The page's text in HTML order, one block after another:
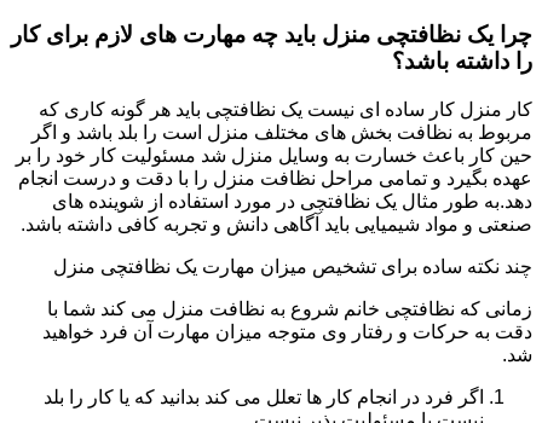
چرا یک نظافتچی منزل باید چه مهارت های لازم برای کار
را داشته باشد؟
کار منزل کار ساده ای نیست یک نظافتچی باید هر گونه کاری که
مربوط به نظافت بخش های مختلف منزل است را بلد باشد و اگر
حین کار باعث خسارت به وسایل منزل شد مسئولیت کار خود را بر
عهده بگیرد و تمامی مراحل نظافت منزل را با دقت و درست انجام
دهد.به طور مثال یک نظافتچی در مورد استفاده از شوینده های
صنعتی و مواد شیمیایی باید آگاهی دانش و تجربه کافی داشته باشد.
چند نکته ساده برای تشخیص میزان مهارت یک نظافتچی منزل
زمانی که نظافتچی خانم شروع به نظافت منزل می کند شما با
دقت به حرکات و رفتار وی متوجه میزان مهارت آن فرد خواهید
شد.
اگر فرد در انجام کار ها تعلل می کند بدانید که یا کار را بلد